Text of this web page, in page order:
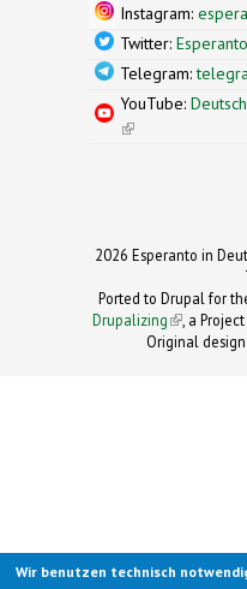
Instagram:
Twitter:
Telegram:
YouTube:
(link is external)
2026 Esperanto in
Ported to Drupal for
Drupalizing(link is
, a
Original
Wir benutzen technisch